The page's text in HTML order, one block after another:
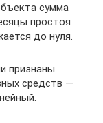
сумма
простоя
до нуля.
признаны
средств —